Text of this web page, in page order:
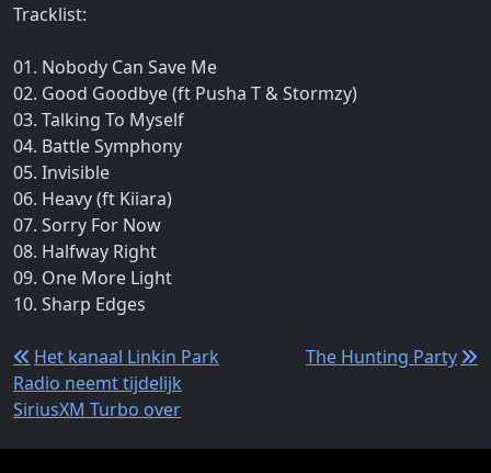
Tracklist:
01. Nobody Can Save Me
02. Good Goodbye (ft Pusha T & Stormzy)
03. Talking To Myself
04. Battle Symphony
05. Invisible
06. Heavy (ft Kiiara)
07. Sorry For Now
08. Halfway Right
09. One More Light
10. Sharp Edges
Bericht
navigatie
Het kanaal Linkin Park
Radio neemt tijdelijk
SiriusXM Turbo over
The Hunting Party